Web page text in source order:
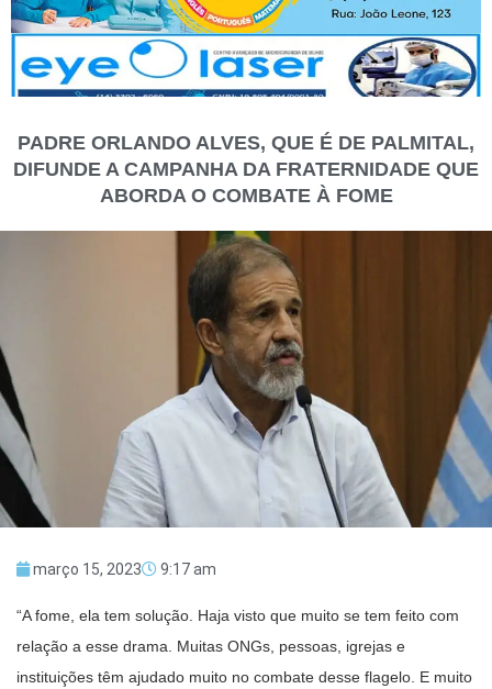
PADRE ORLANDO ALVES, QUE É DE PALMITAL,
DIFUNDE A CAMPANHA DA FRATERNIDADE QUE
ABORDA O COMBATE À FOME
março 15, 2023 9:17 am
“A fome, ela tem solução. Haja visto que muito se tem feito com
relação a esse drama. Muitas ONGs, pessoas, igrejas e
instituições têm ajudado muito no combate desse flagelo. E muito